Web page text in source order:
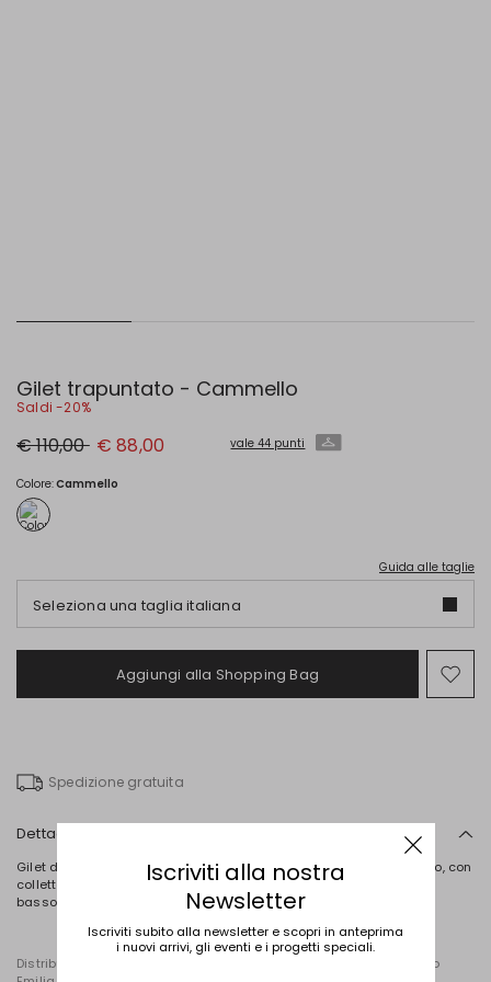
Gilet trapuntato - Cammello
Saldi -20%
Prezzo
originale
110,00
€ 110,00 Nuovo
prezzo
88,00
€ 88,00 vale 44 punti
Colore:Cammello
Guida alle taglie
Seleziona una taglia italiana
Aggiungi alla Shopping Bag
Spedizione gratuita
Dettagli
Gilet dalla linea aderente in tessuto tecnico trapuntato e imbottito, con
colletto rialzato, coulisse interna regolabile, tasche a filettone sul
basso. Capo foderato. Chiusura con bottoni.
Distribuito da Diffusione Tessile S.r.l., con sede in Cavriago, Reggio
Iscriviti alla nostra
Newsletter
Iscriviti subito alla newsletter e scopri in anteprima
i nuovi arrivi, gli eventi e i progetti speciali.